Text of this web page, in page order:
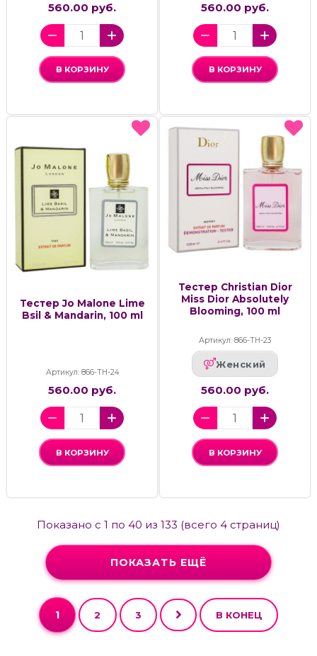
560.00 руб.
В КОРЗИНУ
560.00 руб.
В КОРЗИНУ
Тестер Jo Malone Lime
Bsil & Mandarin, 100 ml
Артикул: 866-ТН-24
560.00 руб.
В КОРЗИНУ
Тестер Christian Dior
Miss Dior Absolutely
Blooming, 100 ml
Артикул: 866-ТН-23
Женский
560.00 руб.
В КОРЗИНУ
Показано с 1 по 40 из 133 (всего 4 страниц)
ПОКАЗАТЬ ЕЩЁ
1 2 3 В КОНЕЦ